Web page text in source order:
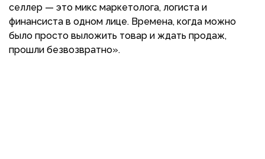
селлер — это микс маркетолога, логиста и
финансиста в одном лице. Времена, когда можно
было просто выложить товар и ждать продаж,
прошли безвозвратно».